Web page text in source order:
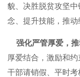
貌、决胜脱贫攻坚
念、提升技能，推动
强化严管厚爱，推
厚爱结合，激励和
干部请销假、平时